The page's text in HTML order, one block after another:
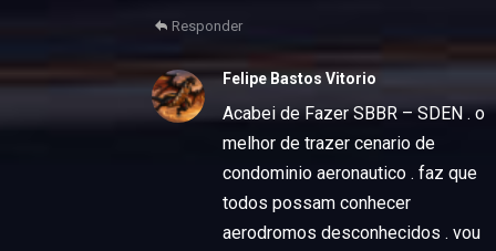
Responder
Felipe Bastos Vitorio
Acabei de Fazer SBBR – SDEN . o
melhor de trazer cenario de
condominio aeronautico . faz que
todos possam conhecer
aerodromos desconhecidos . vou